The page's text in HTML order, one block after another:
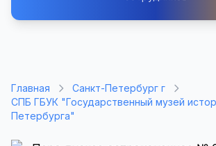
Главная
Санкт-Петербург г
СПБ ГБУК "Государственный музей
Петербурга"